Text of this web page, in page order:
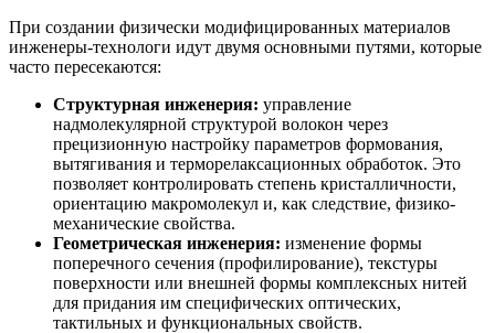
При создании физически модифицированных материалов
инженеры-технологи идут двумя основными путями, которые
часто пересекаются:
Структурная инженерия: управление
надмолекулярной структурой волокон через
прецизионную настройку параметров формования,
вытягивания и терморелаксационных обработок. Это
позволяет контролировать степень кристалличности,
ориентацию макромолекул и, как следствие, физико-
механические свойства.
Геометрическая инженерия: изменение формы
поперечного сечения (профилирование), текстуры
поверхности или внешней формы комплексных нитей
для придания им специфических оптических,
тактильных и функциональных свойств.